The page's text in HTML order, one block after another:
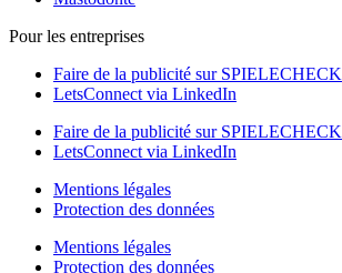
Pour les entreprises
Faire de la publicité sur SPIELECHECK
LetsConnect via LinkedIn
Faire de la publicité sur SPIELECHECK
LetsConnect via LinkedIn
Mentions légales
Protection des données
Mentions légales
Protection des données